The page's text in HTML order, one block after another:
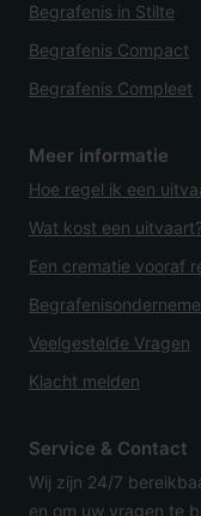
Begrafenis in Stilte
Begrafenis Compact
Begrafenis Compleet
Meer informatie
Hoe regel ik een
Wat kost een uitvaart?
Een crematie vooraf
Veelgestelde Vragen
Klacht melden
Service & Contact
Wij zijn 24/7
en om uw vragen te